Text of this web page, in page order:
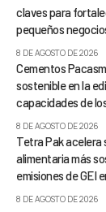
claves para
pequeños
8 DE AGOSTO DE 2026
Cementos
sostenible en la
capacidades de
8 DE AGOSTO DE 2026
Tetra Pak acelera
alimentaria más
emisiones de GEI
8 DE AGOSTO DE 2026